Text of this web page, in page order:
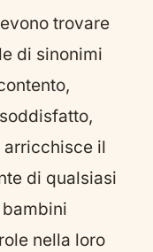
trovare
di sinonimi
arricchisce il
di qualsiasi
nella loro